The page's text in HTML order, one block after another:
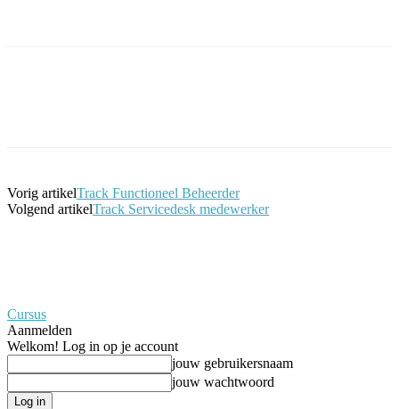
Vorig artikelTrack Functioneel Beheerder
Volgend artikelTrack Servicedesk medewerker
Cursus
Aanmelden
Welkom! Log in op je account
jouw gebruikersnaam
jouw wachtwoord